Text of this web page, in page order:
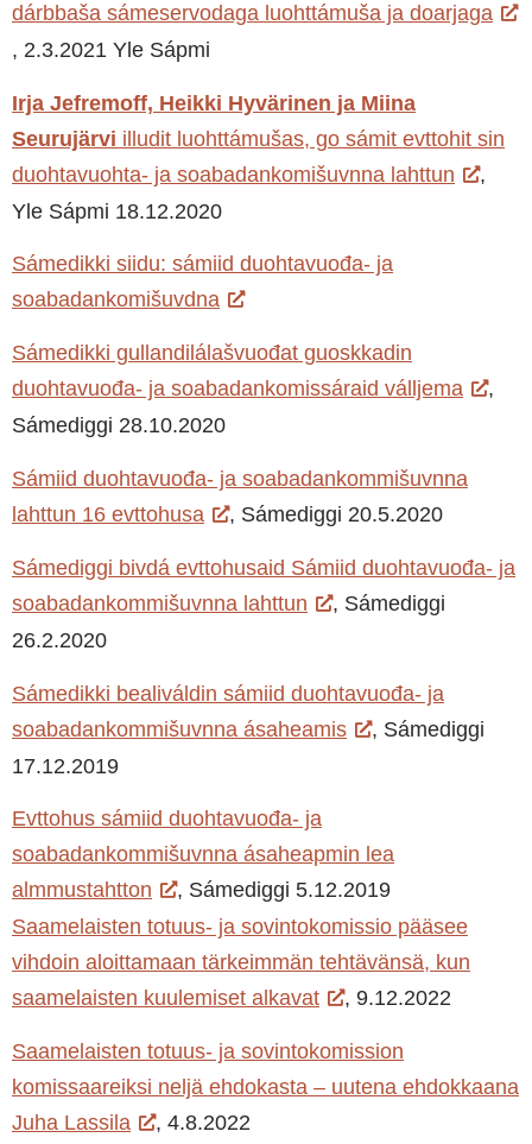
dárbbaša sámeservodaga luohttámuša ja doarjaga
, 2.3.2021 Yle Sápmi
Irja Jefremoff, Heikki Hyvärinen ja Miina
Seurujärvi illudit luohttámušas, go sámit evttohit sin
duohtavuohta- ja soabadankomišuvnna lahttun
,
Yle Sápmi 18.12.2020
Sámedikki siidu: sámiid duohtavuođa- ja
soabadankomišuvdna
Sámedikki gullandilálašvuođat guoskkadin
duohtavuođa- ja soabadankomissáraid válljema
,
Sámediggi 28.10.2020
Sámiid duohtavuođa- ja soabadankommišuvnna
lahttun 16 evttohusa
, Sámediggi 20.5.2020
Sámediggi bivdá evttohusaid Sámiid duohtavuođa- ja
soabadankommišuvnna lahttun
, Sámediggi
26.2.2020
Sámedikki bealiváldin sámiid duohtavuođa- ja
soabadankommišuvnna ásaheamis
, Sámediggi
17.12.2019
Evttohus sámiid duohtavuođa- ja
soabadankommišuvnna ásaheapmin lea
almmustahtton
, Sámediggi 5.12.2019
Saamelaisten totuus- ja sovintokomissio pääsee
vihdoin aloittamaan tärkeimmän tehtävänsä, kun
saamelaisten kuulemiset alkavat
, 9.12.2022
Saamelaisten totuus- ja sovintokomission
komissaareiksi neljä ehdokasta – uutena ehdokkaana
Juha Lassila
, 4.8.2022